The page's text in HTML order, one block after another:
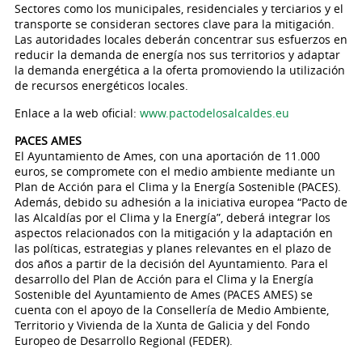
Sectores como los municipales, residenciales y terciarios y el
transporte se consideran sectores clave para la mitigación.
Las autoridades locales deberán concentrar sus esfuerzos en
reducir la demanda de energía nos sus territorios y adaptar
la demanda energética a la oferta promoviendo la utilización
de recursos energéticos locales.
Enlace a la web oficial: www.pactodelosalcaldes.eu
PACES AMES
El Ayuntamiento de Ames, con una aportación de 11.000
euros, se compromete con el medio ambiente mediante un
Plan de Acción para el Clima y la Energía Sostenible (PACES).
Además, debido su adhesión a la iniciativa europea “Pacto de
las Alcaldías por el Clima y la Energía”, deberá integrar los
aspectos relacionados con la mitigación y la adaptación en
las políticas, estrategias y planes relevantes en el plazo de
dos años a partir de la decisión del Ayuntamiento. Para el
desarrollo del Plan de Acción para el Clima y la Energía
Sostenible del Ayuntamiento de Ames (PACES AMES) se
cuenta con el apoyo de la Consellería de Medio Ambiente,
Territorio y Vivienda de la Xunta de Galicia y del Fondo
Europeo de Desarrollo Regional (FEDER).